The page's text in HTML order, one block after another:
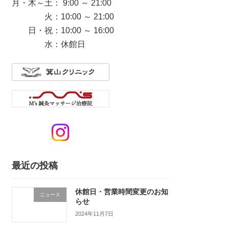
月・木～土： 9:00 ～ 21:00
火：10:00 ～ 21:00
日・祝：10:00 ～ 16:00
水：休館日
最近の投稿
ニュース
休館日・営業時間変更のお知
らせ
2024年11月7日